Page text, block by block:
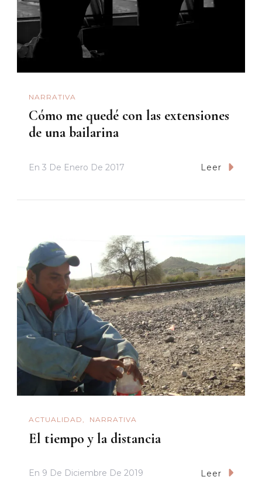
NARRATIVA
Cómo me quedé con las extensiones
de una bailarina
En 3 De Enero De 2017 Leer
ACTUALIDAD NARRATIVA
El tiempo y la distancia
En 9 De Diciembre De 2019 Leer